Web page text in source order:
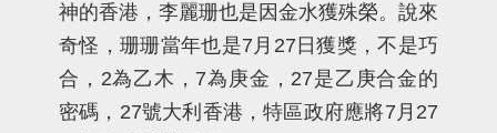
神的香港，李麗珊也是因金水獲殊榮。說來
奇怪，珊珊當年也是7月27日獲獎，不是巧
合，2為乙木，7為庚金，27是乙庚合金的
密碼，27號大利香港，特區政府應將7月27